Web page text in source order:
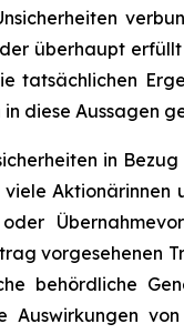
überhaupt
tatsächlichen
diese Aussagen
in
vorgesehenen
behördliche